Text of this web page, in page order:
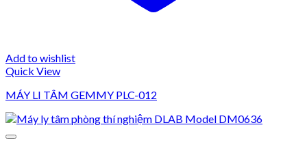
Add to wishlist
Quick View
MÁY LI TÂM GEMMY PLC-012